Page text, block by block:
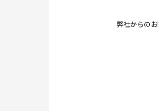
弊社からの